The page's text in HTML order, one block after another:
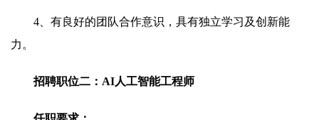
4、有良好的团队合作意识，具有独立学习及创新能
力。
招聘职位二：AI人工智能工程师